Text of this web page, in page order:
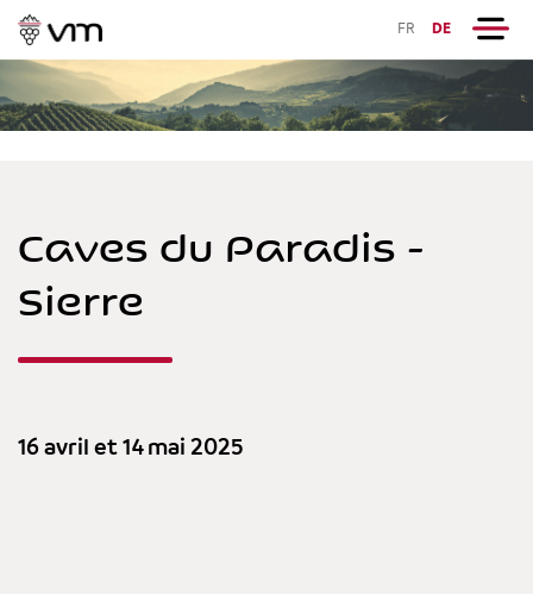
FR DE
Caves du Paradis -
Sierre
16 avril et 14 mai 2025